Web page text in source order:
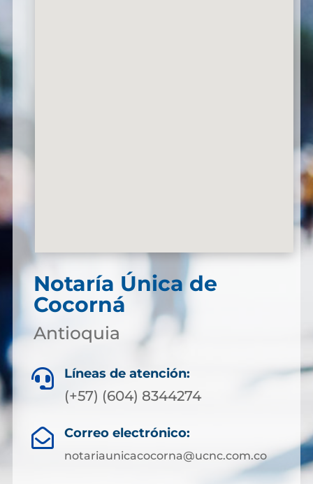
Notaría Única de
Cocorná
Antioquia
 Líneas de atención:
(+57) (604) 8344274
 Correo electrónico:
notariaunicacocorna@ucnc.com.co